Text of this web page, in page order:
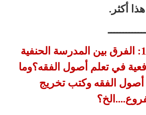
أكثر.
السؤال 14: الفرق بين المدرسة الحنفية
في تعلم أصول الفقه؟وما
أصول الفقه وكتب تخريج